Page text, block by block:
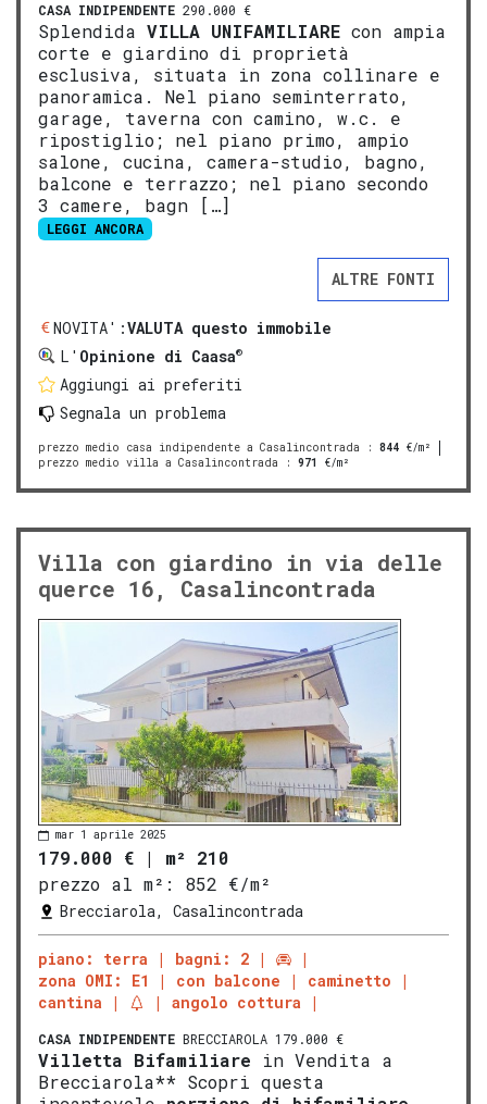
CASA INDIPENDENTE 290.000 €
Splendida VILLA UNIFAMILIARE con ampia
corte e giardino di proprietà
esclusiva, situata in zona collinare e
panoramica. Nel piano seminterrato,
garage, taverna con camino, w.c. e
ripostiglio; nel piano primo, ampio
salone, cucina, camera-studio, bagno,
balcone e terrazzo; nel piano secondo
3 camere, bagn […]
LEGGI ANCORA
ALTRE FONTI
NOVITA':VALUTA questo immobile
L' Opinione di Caasa®
Aggiungi ai preferiti
Segnala un problema
prezzo medio casa indipendente a Casalincontrada : 844 €/m²
prezzo medio villa a Casalincontrada : 971 €/m²
Villa con giardino in via delle
querce 16, Casalincontrada
mar 1 aprile 2025
179.000 € | m² 210
prezzo al m²:
852 €/m²
Brecciarola, Casalincontrada
piano: terra
bagni: 2
zona OMI: E1
con balcone
caminetto
cantina
angolo cottura
CASA INDIPENDENTE BRECCIAROLA 179.000 €
Villetta Bifamiliare in Vendita a
Brecciarola** Scopri questa